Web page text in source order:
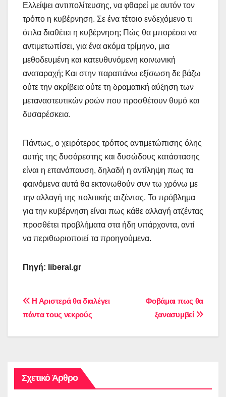
Ελλείψει αντιπολίτευσης, να φθαρεί με αυτόν τον
τρόπο η κυβέρνηση. Σε ένα τέτοιο ενδεχόμενο τι
όπλα διαθέτει η κυβέρνηση; Πώς θα μπορέσει να
αντιμετωπίσει, για ένα ακόμα τρίμηνο, μια
μεθοδευμένη και κατευθυνόμενη κοινωνική
αναταραχή; Και στην παραπάνω εξίσωση δε βάζω
ούτε την ακρίβεια ούτε τη δραματική αύξηση των
μεταναστευτικών ροών που προσθέτουν θυμό και
δυσαρέσκεια.
Πάντως, ο χειρότερος τρόπος αντιμετώπισης όλης
αυτής της δυσάρεστης και δυσώδους κατάστασης
είναι η επανάπαυση, δηλαδή η αντίληψη πως τα
φαινόμενα αυτά θα εκτονωθούν συν τω χρόνω με
την αλλαγή της πολιτικής ατζέντας. Το πρόβλημα
για την κυβέρνηση είναι πως κάθε αλλαγή ατζέντας
προσθέτει προβλήματα στα ήδη υπάρχοντα, αντί
να περιθωριοποιεί τα προηγούμενα.
Πηγή: liberal.gr
Πλοήγηση
άρθρων
Φοβάμαι πως θα
ξανασυμβεί
Η Αριστερά θα διαλέγει
πάντα τους νεκρούς
Σχετικό Άρθρο